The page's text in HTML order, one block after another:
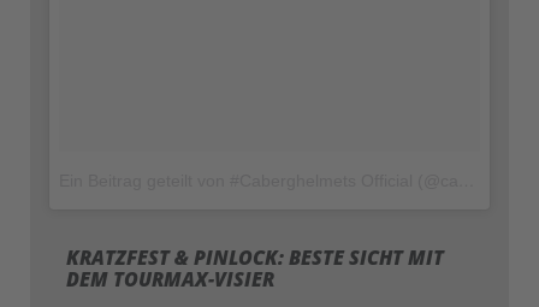
KRATZFEST & PINLOCK: BESTE SICHT MIT
DEM TOURMAX-VISIER